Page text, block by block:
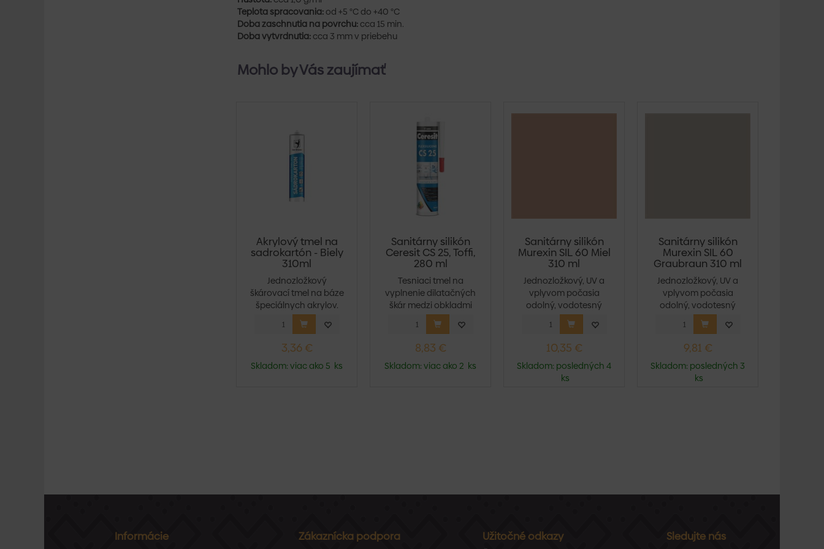
Teplota spracovania: od +5 °C do +40 °C
Doba zaschnutia na povrchu: cca 15 min.
Doba vytvrdnutia: cca 3 mm v priebehu
Mohlo by Vás zaujímať
Akrylový tmel na
sadrokartón - Biely
310ml
Jednozložkový
škárovací tmel na báze
špeciálnych akrylov.
Vy...
3,36 €
Skladom: viac ako 5 ks
Sanitárny silikón
Ceresit CS 25, Toffi,
280 ml
Tesniaci tmel na
vyplnenie dilatačných
škár medzi obkladmi
a...
8,83 €
Skladom: viac ako 2 ks
Sanitárny silikón
Murexin SIL 60 Miel
310 ml
Jednozložkový, UV a
vplyvom počasia
odolný, vodotesný
tmel n...
10,35 €
Skladom: posledných 4
ks
Sanitárny silikón
Murexin SIL 60
Graubraun 310 ml
Jednozložkový, UV a
vplyvom počasia
odolný, vodotesný
tmel n...
9,81 €
Skladom: posledných 3
ks
Informácie Zákaznícka podpora Užitočné odkazy Sledujte nás